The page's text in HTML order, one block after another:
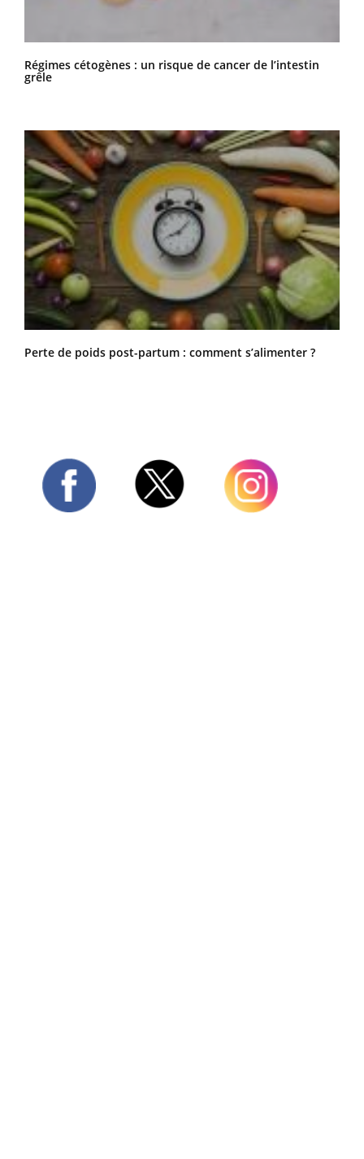
Régimes cétogènes : un risque de cancer de l’intestin
grêle
Perte de poids post-partum : comment s’alimenter ?